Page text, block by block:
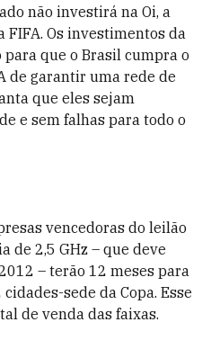
não investirá na Oi, a
Os investimentos da
para que o Brasil cumpra o
de garantir uma rede de
que eles sejam
e sem falhas para todo o
vencedoras do leilão
de 2,5 GHz – que deve
– terão 12 meses para
sede da Copa. Esse
de venda das faixas.